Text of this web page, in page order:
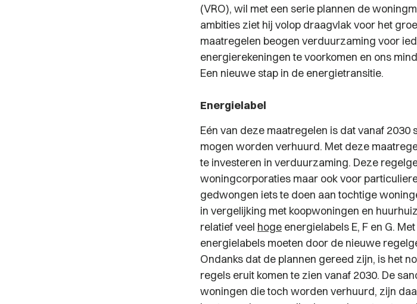
(VRO), wil met een serie plannen de
ambities ziet hij volop draagvlak voor het
maatregelen beogen verduurzaming voor
energierekeningen te voorkomen en ons
Een nieuwe stap in de energietransitie.
Energielabel
Eén van deze maatregelen is dat vanaf
mogen worden verhuurd. Met deze
te investeren in verduurzaming. Deze
woningcorporaties maar ook voor
gedwongen iets te doen aan tochtige
in vergelijking met koopwoningen en
relatief veel hoge energielabels E, F en G.
energielabels moeten door de nieuwe
Ondanks dat de plannen gereed zijn, is het
regels eruit komen te zien vanaf 2030. De
woningen die toch worden verhuurd, zijn